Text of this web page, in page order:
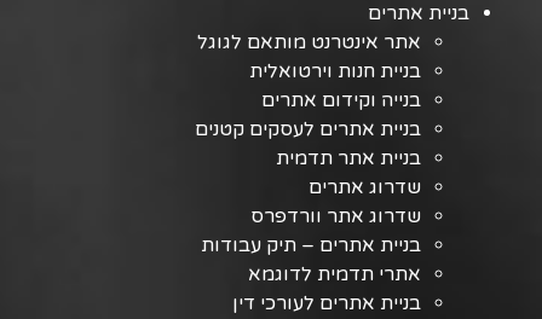
בניית אתרים
אתר אינטרנט מותאם לגוגל
בניית חנות וירטואלית
בנייה וקידום אתרים
בניית אתרים לעסקים קטנים
בניית אתר תדמית
שדרוג אתרים
שדרוג אתר וורדפרס
בניית אתרים – תיק עבודות
אתרי תדמית לדוגמא
בניית אתרים לעורכי דין